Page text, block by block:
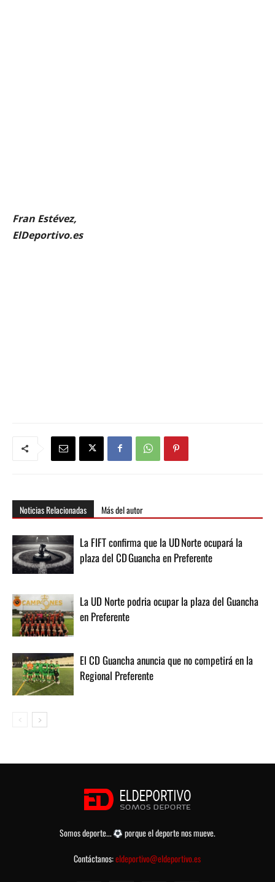
Fran Estévez,
ElDeportivo.es
Noticias Relacionadas Más del autor
La FIFT confirma que la UD Norte ocupará la
plaza del CD Guancha en Preferente
La UD Norte podria ocupar la plaza del Guancha
en Preferente
El CD Guancha anuncia que no competirá en la
Regional Preferente
Somos deporte...
porque el deporte nos mueve.
Contáctanos:eldeportivo@eldeportivo.es